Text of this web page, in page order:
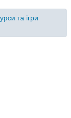
та ігри